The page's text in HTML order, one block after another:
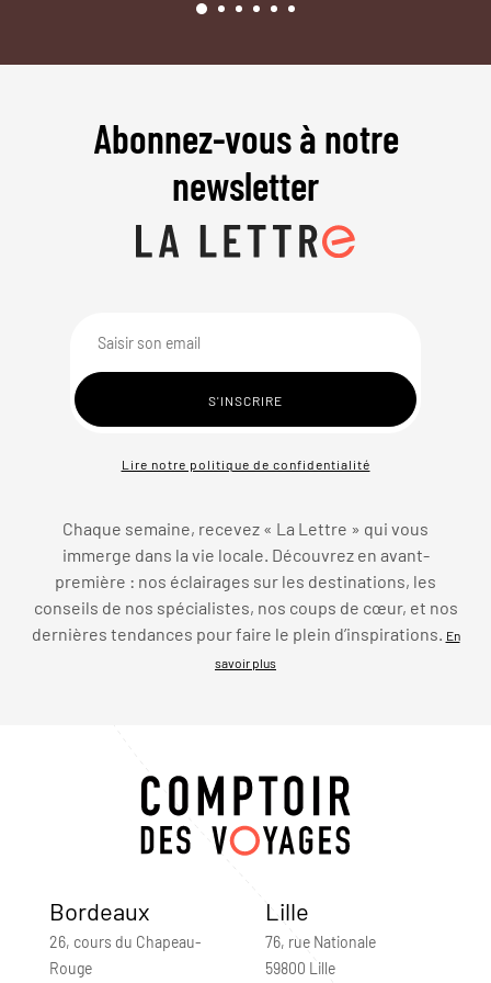
Abonnez-vous à notre
newsletter
Lire notre politique de confidentialité
Chaque semaine, recevez « La Lettre » qui vous
immerge dans la vie locale. Découvrez en avant-
première : nos éclairages sur les destinations, les
conseils de nos spécialistes, nos coups de cœur, et nos
dernières tendances pour faire le plein d’inspirations.
En
savoir plus
Bordeaux
26, cours du Chapeau-
Rouge
Lille
76, rue Nationale
59800 Lille